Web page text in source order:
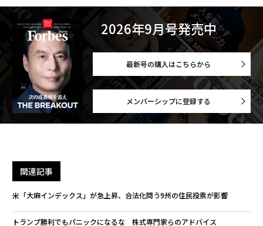
2026年9月号発売中
最新号の購入はこちらから
メンバーシップに登録する
関連記事
米「大麻インデックス」が急上昇、合法化問う9州の住民投票が影響
トランプ勝利でもパニックになるな 株式専門家らのアドバイス